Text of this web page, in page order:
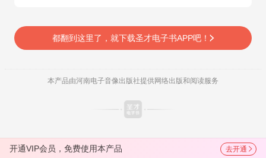
都翻到这里了，就下载圣才电子书APP吧！
本产品由河南电子音像出版社提供网络出版和阅读服务
开通VIP会员，免费使用本产品 去开通